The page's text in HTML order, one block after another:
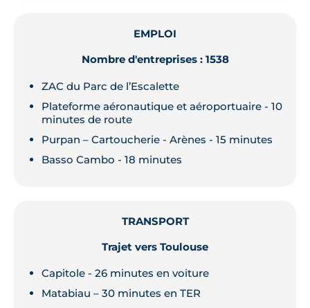
EMPLOI
Nombre d'entreprises : 1538
ZAC du Parc de l’Escalette
Plateforme aéronautique et aéroportuaire - 10
minutes de route
Purpan – Cartoucherie - Arènes - 15 minutes
Basso Cambo - 18 minutes
TRANSPORT
Trajet vers Toulouse
Capitole - 26 minutes en voiture
Matabiau – 30 minutes en TER